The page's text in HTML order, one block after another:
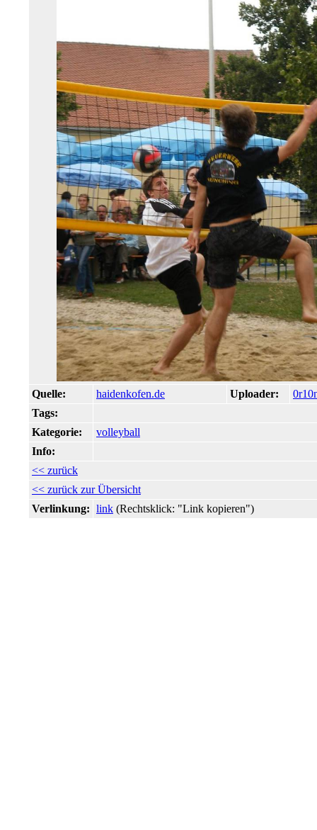
Quelle: haidenkofen.de Uploader:
Tags:
Kategorie:
volleyball
Info:
<< zurück
<< zurück zur Übersicht
Verlinkung: link (Rechtsklick: "Link kopieren")